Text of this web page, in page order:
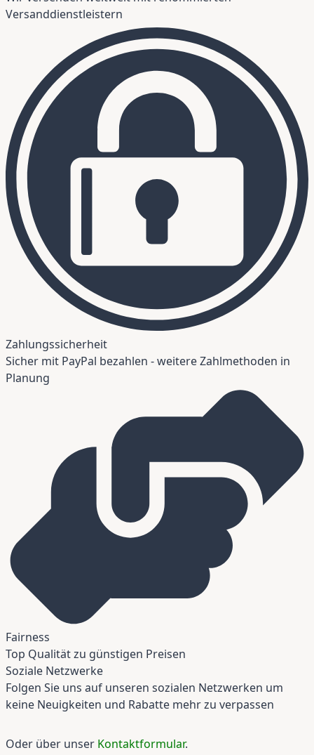
Versanddienstleistern
Zahlungssicherheit
Sicher mit PayPal bezahlen - weitere Zahlmethoden in
Planung
Fairness
Top Qualität zu günstigen Preisen
Soziale Netzwerke
Folgen Sie uns auf unseren sozialen Netzwerken um
keine Neuigkeiten und Rabatte mehr zu verpassen
Oder über unser Kontaktformular.